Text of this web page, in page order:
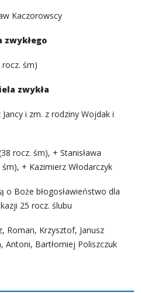
Kaczorowscy
zwykłego
śm)
zwykła
i zm. z rodziny Wojdak i
rocz. śm), + Stanisława
+ Kazimierz Włodarczyk
o Boże błogosławieństwo dla
25 rocz. ślubu
Roman, Krzysztof, Janusz
Antoni, Bartłomiej Poliszczuk